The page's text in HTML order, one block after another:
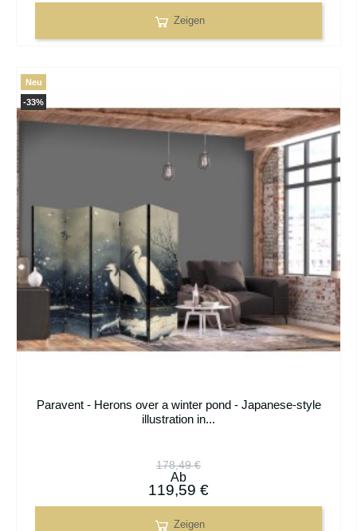
Zeigen
Paravent - Herons over a winter pond - Japanese-style
illustration in...
178,49 €
Ab
119,59 €
Zeigen
-33%
Neu